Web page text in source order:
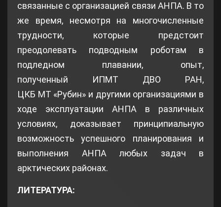
связанные с организацией связи АНПА. В то
же время, несмотря на многочисленные
трудности, которые предстоит
преодолевать подводным роботам в
подледном плавании, опыт,
полученный ИПМТ ДВО РАН,
ЦКБ МТ «Рубин» и другими организациями в
ходе эксплуатации АНПА в различных
условиях, доказывает принципиальную
возможность успешного планирования и
выполнения АНПА любых задач в
арктических районах.
ЛИТЕРАТУРА: